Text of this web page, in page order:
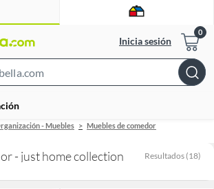
Inicia sesión
Bar
- Muebles
Muebles de comedor
- just home collection Resultados (18)